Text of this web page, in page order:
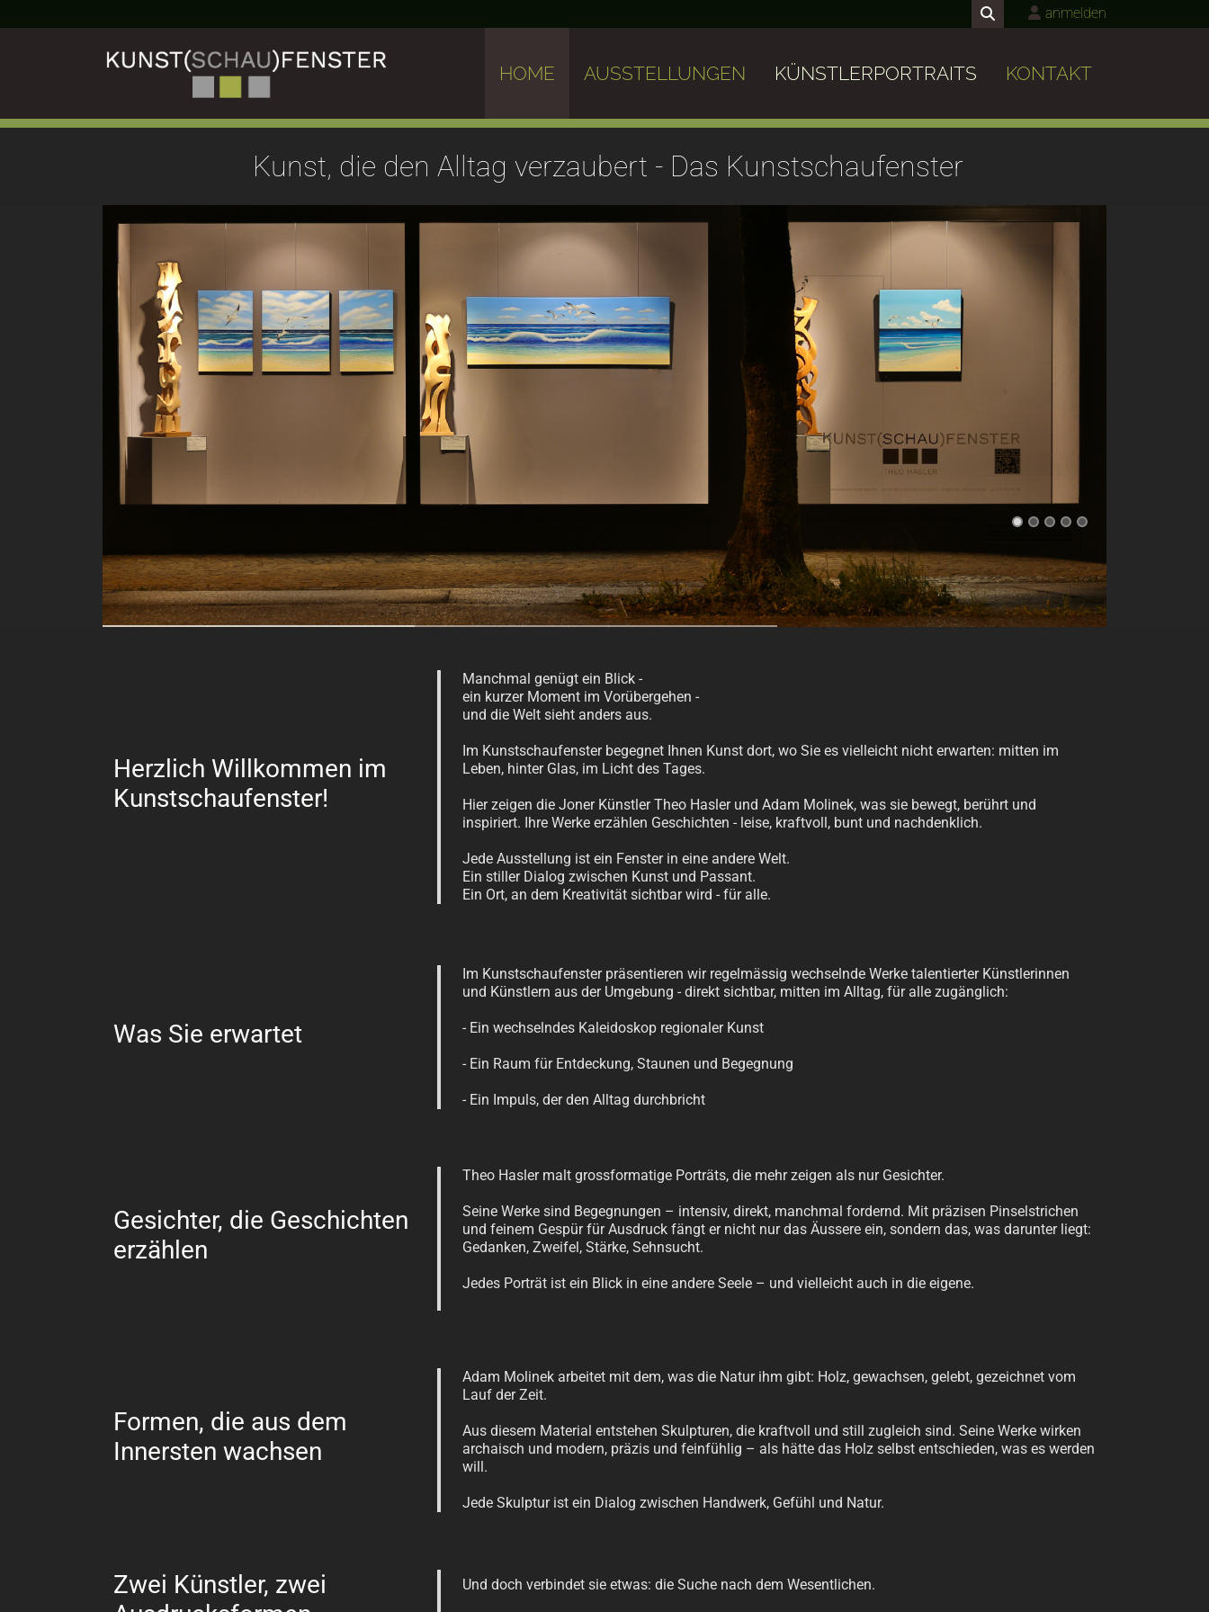
anmelden
HOME AUSSTELLUNGEN KÜNSTLERPORTRAITS KONTAKT
Kunst, die den Alltag verzaubert - Das Kunstschaufenster
Herzlich Willkommen im
Kunstschaufenster!
Manchmal genügt ein Blick -
ein kurzer Moment im Vorübergehen -
und die Welt sieht anders aus.
Im Kunstschaufenster begegnet Ihnen Kunst dort, wo Sie es vielleicht nicht erwarten: mitten im
Leben, hinter Glas, im Licht des Tages.
Hier zeigen die Joner Künstler Theo Hasler und Adam Molinek, was sie bewegt, berührt und
inspiriert. Ihre Werke erzählen Geschichten - leise, kraftvoll, bunt und nachdenklich.
Jede Ausstellung ist ein Fenster in eine andere Welt.
Ein stiller Dialog zwischen Kunst und Passant.
Ein Ort, an dem Kreativität sichtbar wird - für alle.
Was Sie erwartet
Im Kunstschaufenster präsentieren wir regelmässig wechselnde Werke talentierter Künstlerinnen
und Künstlern aus der Umgebung - direkt sichtbar, mitten im Alltag, für alle zugänglich:
- Ein wechselndes Kaleidoskop regionaler Kunst
- Ein Raum für Entdeckung, Staunen und Begegnung
- Ein Impuls, der den Alltag durchbricht
Gesichter, die Geschichten
erzählen
Theo Hasler malt grossformatige Porträts, die mehr zeigen als nur Gesichter.
Seine Werke sind Begegnungen – intensiv, direkt, manchmal fordernd. Mit präzisen Pinselstrichen
und feinem Gespür für Ausdruck fängt er nicht nur das Äussere ein, sondern das, was darunter liegt:
Gedanken, Zweifel, Stärke, Sehnsucht.
Jedes Porträt ist ein Blick in eine andere Seele – und vielleicht auch in die eigene.
Formen, die aus dem
Innersten wachsen
Adam Molinek arbeitet mit dem, was die Natur ihm gibt: Holz, gewachsen, gelebt, gezeichnet vom
Lauf der Zeit.
Aus diesem Material entstehen Skulpturen, die kraftvoll und still zugleich sind. Seine Werke wirken
archaisch und modern, präzis und feinfühlig – als hätte das Holz selbst entschieden, was es werden
will.
Jede Skulptur ist ein Dialog zwischen Handwerk, Gefühl und Natur.
Zwei Künstler, zwei
Und doch verbindet sie etwas: die Suche nach dem Wesentlichen.